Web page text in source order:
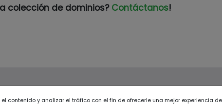
contenido y analizar el tráfico con el fin de ofrecerle una mejor experiencia
colección de dominios? Contáctanos!
2022